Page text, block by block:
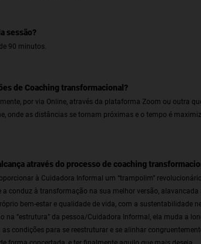
sessão?
90 minutos.
de Coaching transformacional?
por via Online, através da plataforma Zoom ou outra
onde as distâncias se tornam próximas e o tempo é
através do processo de coaching
à Cuidadora Informal um “trampolim”
a conduz à transformação na sua melhor versão,
bem-estar e qualidade de vida, com a sustentabilidade
na “estrutura” da pessoa/Cuidadora Informal, ela muda a
condições para se reestruturar e se alinhar